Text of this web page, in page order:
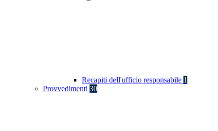
Recapiti dell'ufficio responsabile 1
Provvedimenti 30